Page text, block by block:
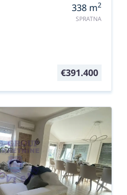
338 m2
SPRATNA
€391.400